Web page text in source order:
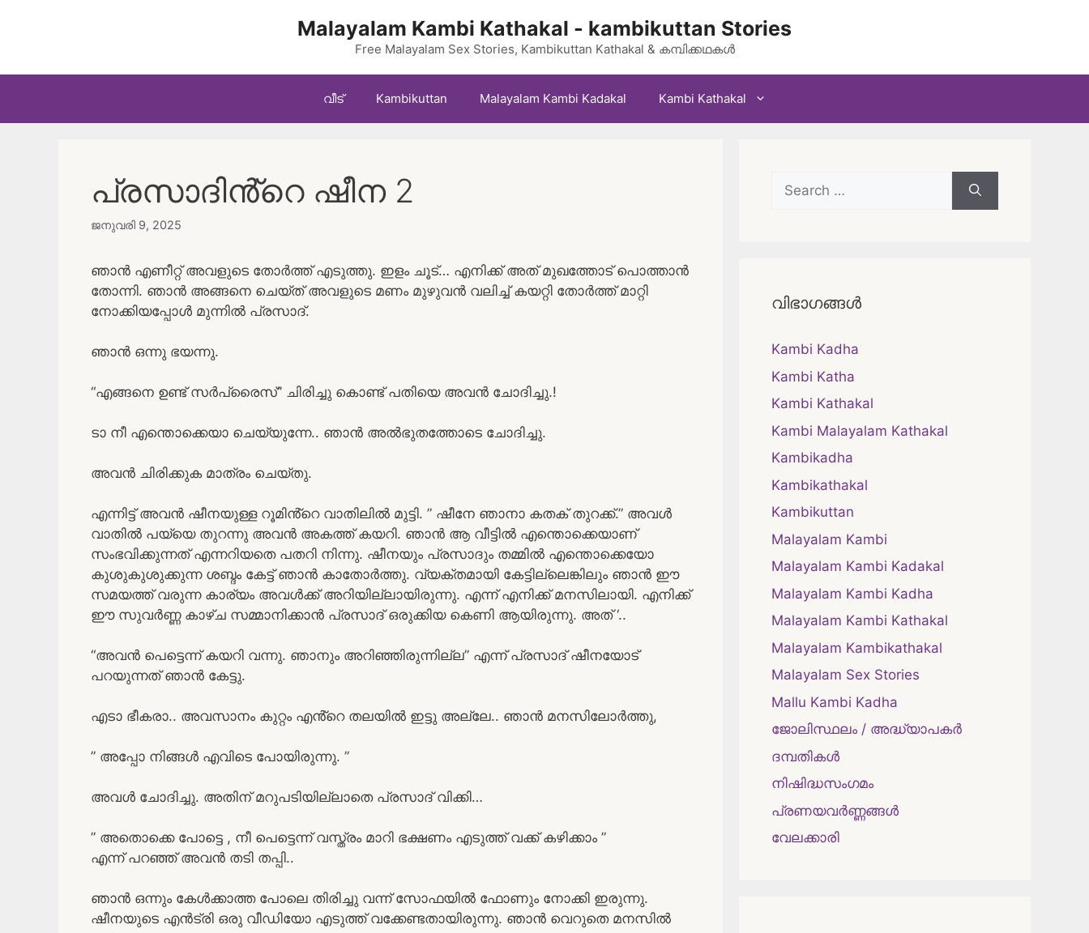
Malayalam Kambi Kathakal - kambikuttan Stories
Free Malayalam Sex Stories, Kambikuttan Kathakal & കമ്പിക്കഥകൾ
വീട് Kambikuttan Malayalam Kambi Kadakal Kambi Kathakal
പ്രസാദിൻ്റെ ഷീന 2
ജനുവരി 9, 2025
ഞാൻ എണീറ്റ് അവളുടെ തോർത്ത് എടുത്തു. ഇളം ചൂട്… എനിക്ക് അത് മുഖത്തോട് പൊത്താൻ
തോന്നി. ഞാൻ അങ്ങനെ ചെയ്ത് അവളുടെ മണം മുഴുവൻ വലിച്ച് കയറ്റി തോർത്ത് മാറ്റി
നോക്കിയപ്പോൾ മുന്നിൽ പ്രസാദ്.
ഞാൻ ഒന്നു ഭയന്നു.
“എങ്ങനെ ഉണ്ട് സർപ്രൈസ്” ചിരിച്ചു കൊണ്ട് പതിയെ അവൻ ചോദിച്ചു.!
ടാ നീ എന്തൊക്കെയാ ചെയ്യുന്നേ.. ഞാൻ അൽഭുതത്തോടെ ചോദിച്ചു.
അവൻ ചിരിക്കുക മാത്രം ചെയ്തു.
എന്നിട്ട് അവൻ ഷീനയുള്ള റൂമിൻ്റെ വാതിലിൽ മുട്ടി. ” ഷീനേ ഞാനാ കതക് തുറക്ക്.” അവൾ
വാതിൽ പയ്യെ തുറന്നു അവൻ അകത്ത് കയറി. ഞാൻ ആ വീട്ടിൽ എന്തൊക്കെയാണ്
സംഭവിക്കുന്നത് എന്നറിയതെ പതറി നിന്നു. ഷീനയും പ്രസാദും തമ്മിൽ എന്തൊക്കെയോ
കുശുകുശുക്കുന്ന ശബ്ദം കേട്ട് ഞാൻ കാതോർത്തു. വ്യക്തമായി കേട്ടില്ലെങ്കിലും ഞാൻ ഈ
സമയത്ത് വരുന്ന കാര്യം അവൾക്ക് അറിയില്ലായിരുന്നു. എന്ന് എനിക്ക് മനസിലായി. എനിക്ക്
ഈ സുവർണ്ണ കാഴ്ച സമ്മാനിക്കാൻ പ്രസാദ് ഒരുക്കിയ കെണി ആയിരുന്നു. അത് ‘..
“അവൻ പെട്ടെന്ന് കയറി വന്നു. ഞാനും അറിഞ്ഞിരുന്നില്ല” എന്ന് പ്രസാദ് ഷീനയോട്
പറയുന്നത് ഞാൻ കേട്ടു.
എടാ ഭീകരാ.. അവസാനം കുറ്റം എൻ്റെ തലയിൽ ഇട്ടു അല്ലേ.. ഞാൻ മനസിലോർത്തു,
” അപ്പോ നിങ്ങൾ എവിടെ പോയിരുന്നു. ”
അവൾ ചോദിച്ചു. അതിന് മറുപടിയില്ലാതെ പ്രസാദ് വിക്കി…
” അതൊക്കെ പോട്ടെ , നീ പെട്ടെന്ന് വസ്ത്രം മാറി ഭക്ഷണം എടുത്ത് വക്ക് കഴിക്കാം ”
എന്ന് പറഞ്ഞ് അവൻ തടി തപ്പി..
ഞാൻ ഒന്നും കേൾക്കാത്ത പോലെ തിരിച്ചു വന്ന് സോഫയിൽ ഫോണും നോക്കി ഇരുന്നു.
ഷീനയുടെ എൻട്രി ഒരു വീഡിയോ എടുത്ത് വക്കേണ്ടതായിരുന്നു. ഞാൻ വെറുതെ മനസിൽ
Search
for:
വിഭാഗങ്ങൾ
Kambi Kadha
Kambi Katha
Kambi Kathakal
Kambi Malayalam Kathakal
Kambikadha
Kambikathakal
Kambikuttan
Malayalam Kambi
Malayalam Kambi Kadakal
Malayalam Kambi Kadha
Malayalam Kambi Kathakal
Malayalam Kambikathakal
Malayalam Sex Stories
Mallu Kambi Kadha
ജോലിസ്ഥലം / അദ്ധ്യാപകർ
ദമ്പതികള്‍
നിഷിദ്ധസംഗമം
പ്രണയവർണ്ണങ്ങൾ
വേലക്കാരി